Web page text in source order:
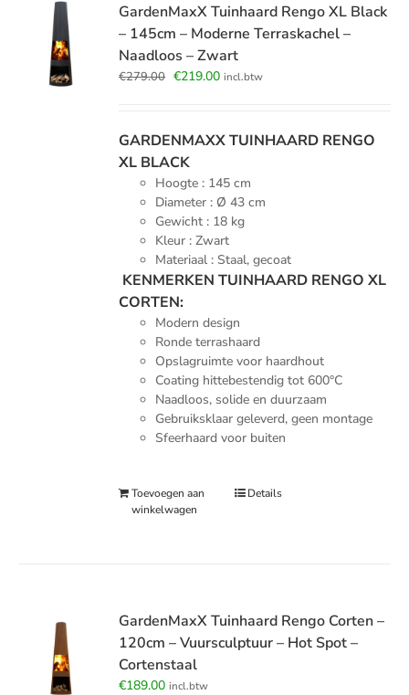
GardenMaxX Tuinhaard Rengo XL Black
– 145cm – Moderne Terraskachel –
Naadloos – Zwart
€279.00 Oorspronkelijke
€279.00.
€219.00Huidige
€219.00.
incl.btw
GARDENMAXX TUINHAARD RENGO
XL BLACK
Hoogte : 145 cm
Diameter : Ø 43 cm
Gewicht : 18 kg
Kleur : Zwart
Materiaal : Staal, gecoat
KENMERKEN TUINHAARD RENGO XL
CORTEN:
Modern design
Ronde terrashaard
Opslagruimte voor haardhout
Coating hittebestendig tot 600°C
Naadloos, solide en duurzaam
Gebruiksklaar geleverd, geen montage
Sfeerhaard voor buiten
Toevoegen aan
winkelwagen
Details
GardenMaxX Tuinhaard Rengo Corten –
120cm – Vuursculptuur – Hot Spot –
Cortenstaal
€189.00 incl.btw